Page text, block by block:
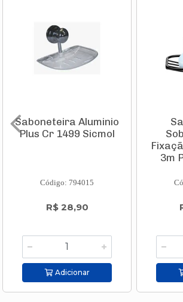
Saboneteira Aluminio
Plus Cr 1499 Sicmol
Código: 794015
R$ 28,90
Adicionar
3m